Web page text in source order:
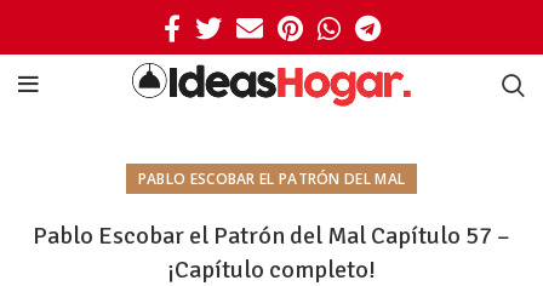
PABLO ESCOBAR EL PATRÓN DEL MAL
Pablo Escobar el Patrón del Mal Capítulo 57 –
¡Capítulo completo!